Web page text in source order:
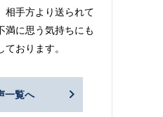
相手方より送られて
満に思う気持ちにも
おります。
一覧へ